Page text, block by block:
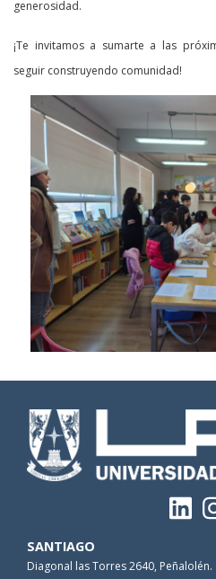
generosidad.
¡Te invitamos a sumarte a las
seguir construyendo comunidad!
SANTIAGO
Diagonal las Torres 2640, Peñalolén.